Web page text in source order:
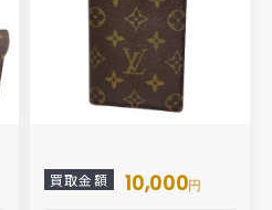
買取金額 10,000円